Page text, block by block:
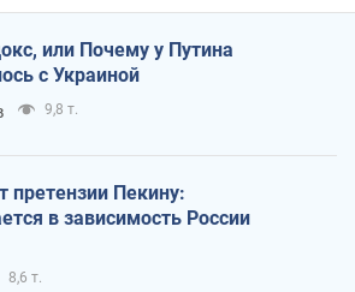
или Почему у Путина
с Украиной
9,8 т.
претензии Пекину:
в зависимость России
8,6 т.